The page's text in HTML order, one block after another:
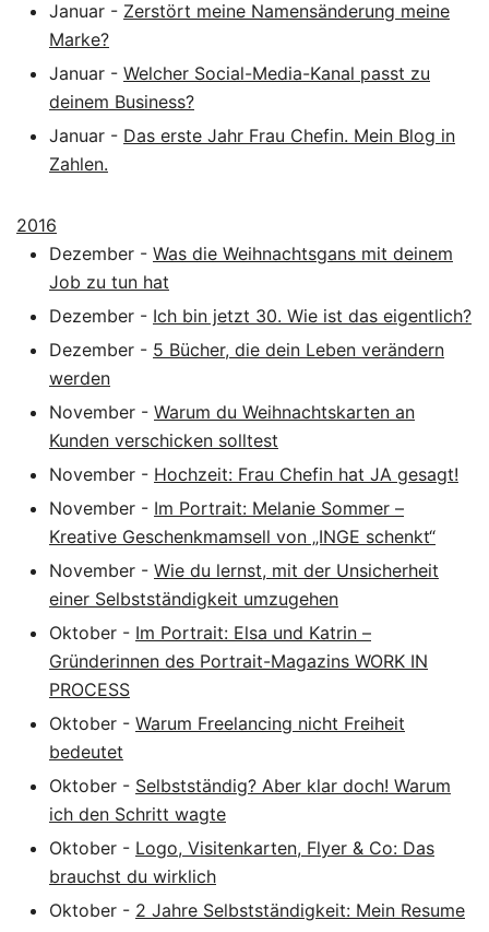
Januar - Zerstört meine Namensänderung meine
Marke?
Januar - Welcher Social-Media-Kanal passt zu
deinem Business?
Januar - Das erste Jahr Frau Chefin. Mein Blog in
Zahlen.
2016
Dezember - Was die Weihnachtsgans mit deinem
Job zu tun hat
Dezember - Ich bin jetzt 30. Wie ist das eigentlich?
Dezember - 5 Bücher, die dein Leben verändern
werden
November - Warum du Weihnachtskarten an
Kunden verschicken solltest
November - Hochzeit: Frau Chefin hat JA gesagt!
November - Im Portrait: Melanie Sommer –
Kreative Geschenkmamsell von „INGE schenkt“
November - Wie du lernst, mit der Unsicherheit
einer Selbstständigkeit umzugehen
Oktober - Im Portrait: Elsa und Katrin –
Gründerinnen des Portrait-Magazins WORK IN
PROCESS
Oktober - Warum Freelancing nicht Freiheit
bedeutet
Oktober - Selbstständig? Aber klar doch! Warum
ich den Schritt wagte
Oktober - Logo, Visitenkarten, Flyer & Co: Das
brauchst du wirklich
Oktober - 2 Jahre Selbstständigkeit: Mein Resume